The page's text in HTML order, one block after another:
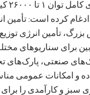
این
کرده است: تأمین
تأمین انرژی
برای سناریوهای
صنعتی، پارک‌های
و امکانات عمومی
سبز و کارآمدی را